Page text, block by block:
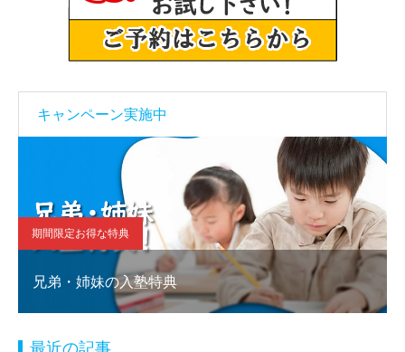
キャンペーン実施中
期間限定お得な特典
兄弟・姉妹の入塾特典
最近の記事